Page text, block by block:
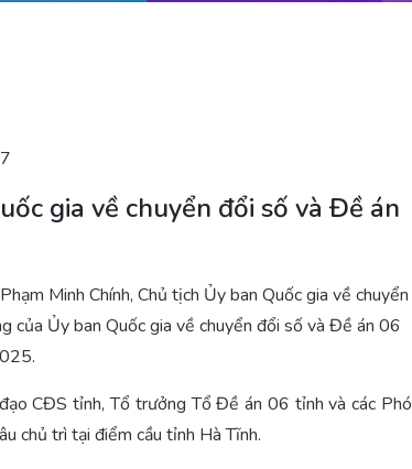
gia về chuyển đổi số và Đề án
Minh Chính, Chủ tịch Ủy ban Quốc gia về chuyển
Ủy ban Quốc gia về chuyển đổi số và Đề án 06
CĐS tỉnh, Tổ trưởng Tổ Đề án 06 tỉnh và các Phó
chủ trì tại điểm cầu tỉnh Hà Tĩnh.